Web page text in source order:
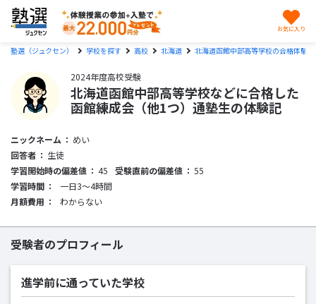
塾選（ジュクセン） 学校を探す 高校 北海道 北海道函館中部高等学校の合格体験記
2024年度高校受験
北海道函館中部高等学校などに合格した
函館練成会（他1つ）通塾生の体験記
ニックネーム
めい
回答者
生徒
学習開始時の偏差値
45 受験直前の偏差値
55
学習時間
一日3〜4時間
月額費用
わからない
受験者のプロフィール
進学前に通っていた学校
お気に入り